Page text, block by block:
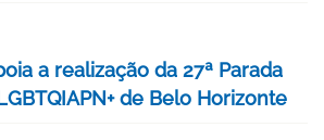
a realização da 27ª Parada
de Belo Horizonte